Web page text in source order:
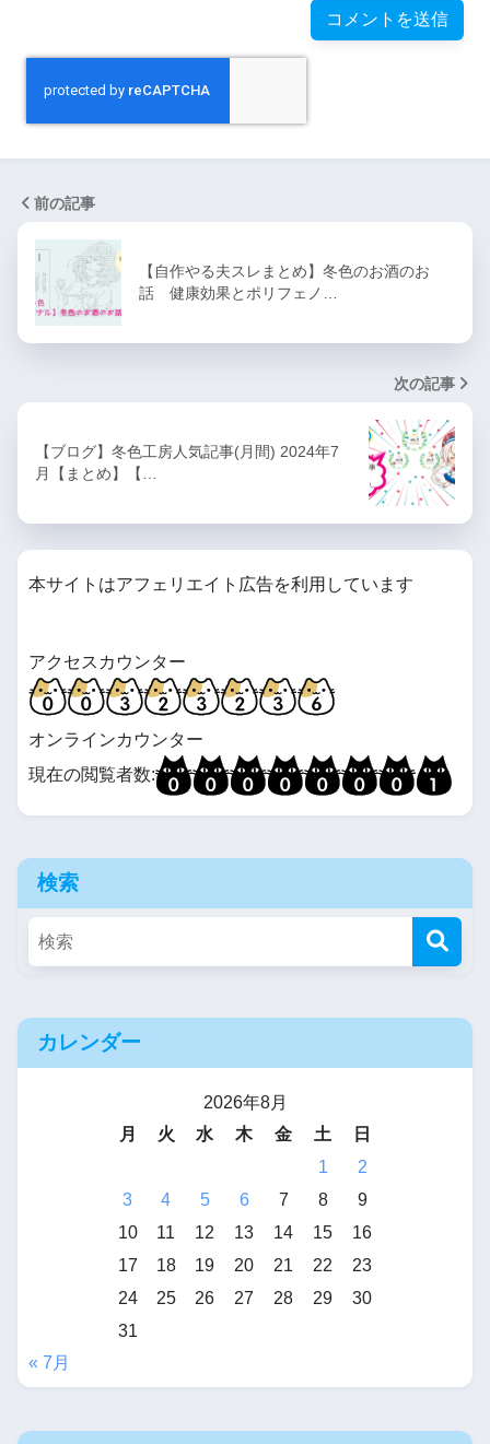
【R-18G】姫騎士ニアスと淫
獄の霧に沈む王国
やる夫スレ自分チェック用
嬢になるようです
【弦巻マキのゲーム実況風】
できる夫でかまいたちの夜
課に勤務するようです【ホラ
ー】
やる夫は秘密結社で成り上が
るようです
やる夫は秘密結社のビッグダ
【R-18G】やる夫は秘密結社
のビッグダディのようです
アフター【メガテン二次】
【R-18G】日常が瓦解して
も、僕らは生きるようです
【R-18G】やる夫達は未来を
× アーマードコア】
やる夫まとめくす
【R-18(G)】なつしお
◆myjeheQZSoの作品投下所
【R-18・安価】１５００円く
前の記事
【自作やる夫スレまとめ】冬色のお酒のお
話 健康効果とポリフェノ…
次の記事
【ブログ】冬色工房人気記事(月間) 2024年7
月【まとめ】【…
本サイトはアフェリエイト広告を利用しています
アクセスカウンター
オンラインカウンター
現在の閲覧者数:
検索
カレンダー
2026年8月
月
火 水 木 金 土
日
1
2
3
4 5 6 7 8
9
10
11 12 13 14 15
16
17
18 19 20 21 22
23
24
25 26 27 28 29
30
31
« 7月